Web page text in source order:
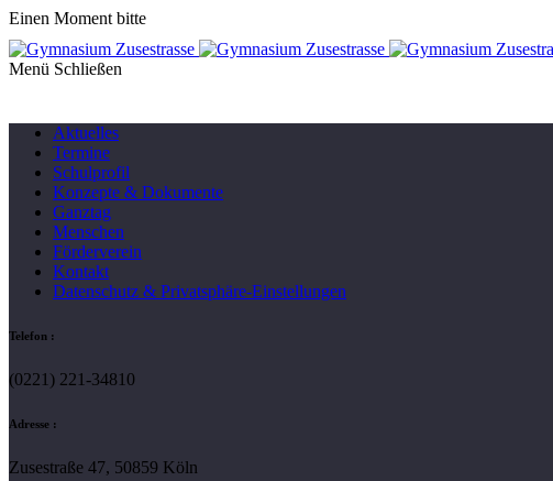
Einen Moment bitte
Menü
Aktuelles
Termine
Schulprofil
Konzepte & Dokumente
Ganztag
Menschen
Förderverein
Kontakt
Datenschutz & Privatsphäre-Einstellungen
Telefon :
(0221) 221-34810
Adresse :
Zusestraße 47, 50859 Köln